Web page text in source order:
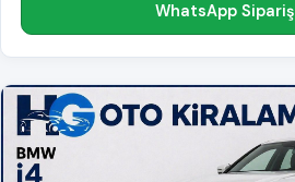
WhatsApp Sipariş